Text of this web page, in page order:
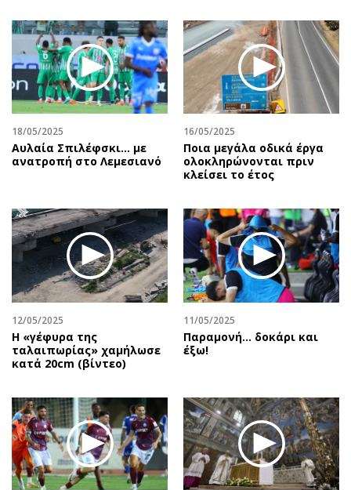
Οικονομία
Real Estate
Επιχειρήσεις
Αγορές
Money Review
AstroBank Properties
Ναυτιλία
Περιβάλλον
Ελλάδα
Κόσμος
Πολιτισμός
Σινεμά
Μουσική
Εικαστικά
Βιβλίο
Χειρόγραφα
Πολιτική
Οικονομία
Γενικά
Αναδρομές
Πρόσωπα
Περιβάλλον
Good Life
Showbiz
Ταξίδια
Συνταγές
Έξοδος
Εκπομπές
Wine routes
Uncut
Προσφορές
Προσωπικότητες στην ''Κ''
Επιστολές
18/05/2025
Αυλαία Σπιλέφσκι... με
ανατροπή στο Λεμεσιανό
16/05/2025
Ποια μεγάλα οδικά έργα
ολοκληρώνονται πριν
κλείσει το έτος
12/05/2025
H «γέφυρα της
ταλαιπωρίας» χαμήλωσε
κατά 20cm (βίντεο)
11/05/2025
Παραμονή… δοκάρι και
έξω!